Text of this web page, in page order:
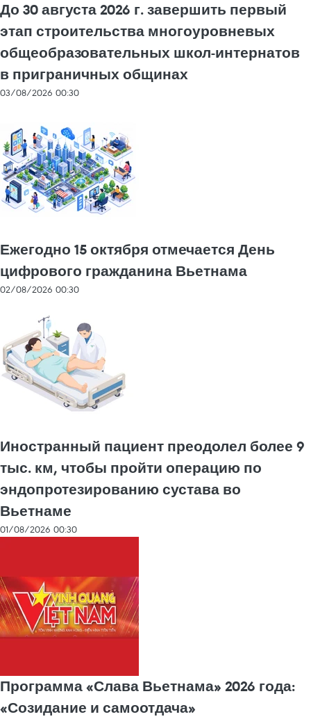
До 30 августа 2026 г. завершить первый
этап строительства многоуровневых
общеобразовательных школ-интернатов
в приграничных общинах
03/08/2026 00:30
Ежегодно 15 октября отмечается День
цифрового гражданина Вьетнама
02/08/2026 00:30
Иностранный пациент преодолел более 9
тыс. км, чтобы пройти операцию по
эндопротезированию сустава во
Вьетнаме
01/08/2026 00:30
Программа «Слава Вьетнама» 2026 года:
«Созидание и самоотдача»